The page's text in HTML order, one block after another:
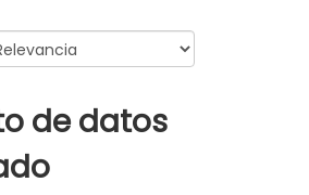
de datos